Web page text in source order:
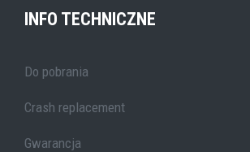
INFO TECHNICZNE
Do pobrania
Crash replacement
Gwarancja